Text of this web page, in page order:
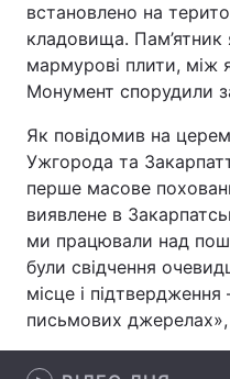
Головна
встановлено на
кладовища. Пам’ятник
мармурові плити, між
Монумент спорудили
Як повідомив на
Ужгорода та
перше масове
виявлене в
ми працювали над
були свідчення
місце і
письмових джерелах»,